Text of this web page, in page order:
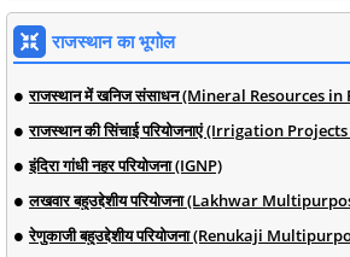
राजस्थान का भूगोल
राजस्थान में खनिज संसाधन (Mineral Resources
राजस्थान की सिंचाई परियोजनाएं (Irrigation
इंदिरा गांधी नहर परियोजना (IGNP)
लखवार बहुउद्देशीय परियोजना (Lakhwar
रेणुकाजी बहुउद्देशीय परियोजना (Renukaji